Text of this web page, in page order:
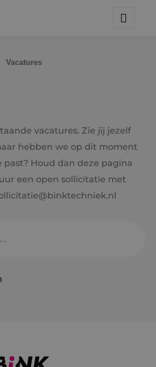
Vacatures
vacatures. Zie jij jezelf
hebben we op dit moment
Houd dan deze pagina
een open sollicitatie met